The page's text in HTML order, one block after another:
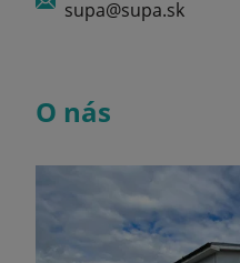
supa@supa.sk
O nás